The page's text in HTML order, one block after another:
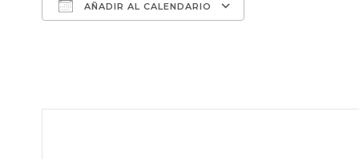
AÑADIR AL CALENDARIO